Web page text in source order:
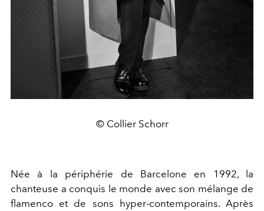
© Collier Schorr
Née à la périphérie de Barcelone en 1992, la
chanteuse a conquis le monde avec son mélange de
flamenco et de sons hyper-contemporains. Après